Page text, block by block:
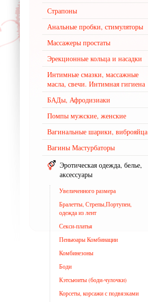
Страпоны
Анальные пробки, стимуляторы
Массажеры простаты
Эрекционные кольца и насадки
Интимные смазки, массажные
масла, свечи. Интимная гигиена
БАДы, Афродизиаки
Помпы мужские, женские
Вагинальные шарики, виброяйца
Вагины Мастурбаторы
Эротическая одежда, белье,
аксессуары
Увеличенного размера
Бралетты, Стрепы,Портупеи,
одежда из лент
Секси-платья
Пеньюары Комбинации
Комбинезоны
Боди
Кэтсьюиты (боди-чулочки)
Корсеты, корсажи с подвязками